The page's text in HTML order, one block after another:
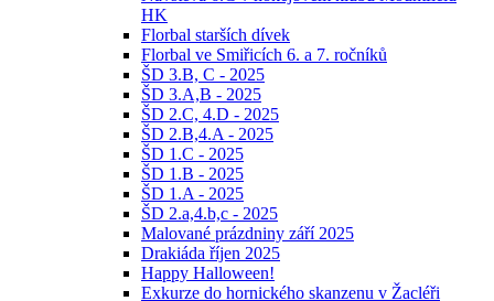
HK
Florbal starších dívek
Florbal ve Smiřicích 6. a 7. ročníků
ŠD 3.B, C - 2025
ŠD 3.A,B - 2025
ŠD 2.C, 4.D - 2025
ŠD 2.B,4.A - 2025
ŠD 1.C - 2025
ŠD 1.B - 2025
ŠD 1.A - 2025
ŠD 2.a,4.b,c - 2025
Malované prázdniny září 2025
Drakiáda říjen 2025
Happy Halloween!
Exkurze do hornického skanzenu v Žacléři